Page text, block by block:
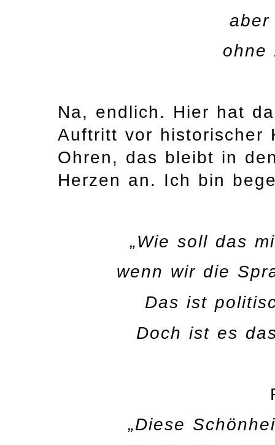
aber
ohne
Na, endlich. Hier hat
Auftritt vor historischer
Ohren, das bleibt in
Herzen an. Ich bin
„Wie soll das
wenn wir die
Das ist
Doch ist es
„Diese